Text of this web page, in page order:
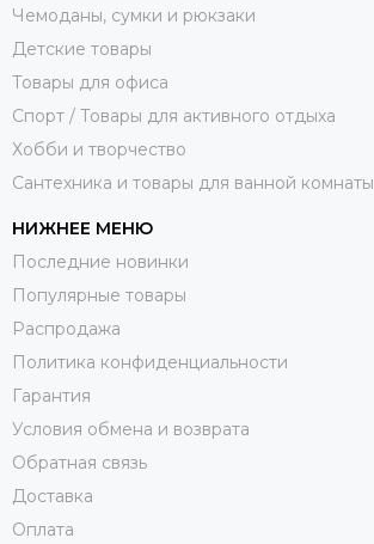
Чемоданы, сумки и рюкзаки
Детские товары
Товары для офиса
Спорт / Товары для активного отдыха
Хобби и творчество
Сантехника и товары для ванной комнаты
НИЖНЕЕ МЕНЮ
Последние новинки
Популярные товары
Распродажа
Политика конфиденциальности
Гарантия
Условия обмена и возврата
Обратная связь
Доставка
Оплата